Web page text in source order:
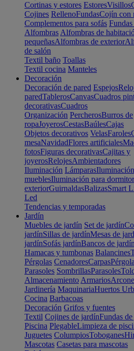
Cortinas y estores EstoresVisillos
Cojines RellenoFundasCojín con
Complementos para sofás
Alfombras Alfombras de
pequeñasAlfombras de exterior
de salón
Textil baño Toallas
Textil cocina Manteles
Decoración
Decoración de pared Espejos
paredTablerosCanvasCuadros
decorativasCuadros
Organización PercherosBurros de
ropaJoyerosCestasBaúlesCajas
Objetos decorativos VelasFaroles
mesaNavidadFlores artificiales
fotosFiguras decorativasCajitas y
joyerosRelojesAmbientadores
Iluminación Lámparas
mueblesIluminación para
exteriorGuirnaldasBalizasSmart
Led
Tendencias y temporadas
Jardín
Muebles de jardín Set de jardín
jardínSillas de jardínMesas de
jardínSofás jardínBancos de jardín
Hamacas y tumbonas Balancines
Pérgolas CenadoresCarpas
Parasoles SombrillasParasoles
Almacenamiento Armarios
Jardinería MaquinariaHuertos
Cocina Barbacoas
Decoración Grifos y fuentes
Textil Cojines de jardínFundas
Piscina PlegableLimpieza de
Juguetes ColumpiosToboganes
Mascotas Casetas para mascotas